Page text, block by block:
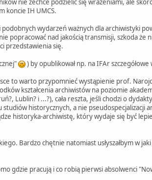
koncie IH UMCS.
wydarzeń ważnych dla archiwistyki
popracować nad jakością transmisji, szkoda że
przedstawienia się.
) by opublikował np. na IFAr
to warto przypomnieć wystąpienie prof.
kształcenia archiwistów na poziomie
Lublin? i ...?), cała reszta, jeśli chodzi o
historycznych, a nie pseudospecjalizacji
historyka-archiwistę, który wydaje się być
Bardzo chętnie natomiast usłyszałbym w
gdzie pracują i co robią pierwsi absolwenci